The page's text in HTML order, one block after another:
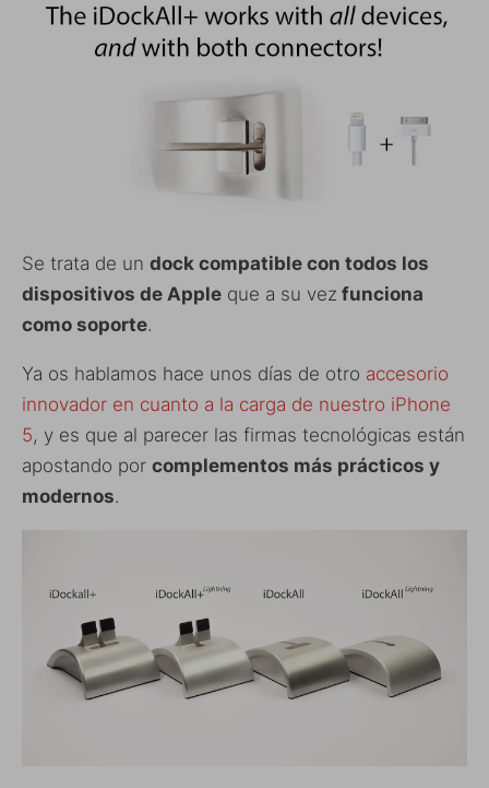
Se trata de un dock compatible con todos los
dispositivos de Apple que a su vez funciona
como soporte.
Ya os hablamos hace unos días de otro accesorio
innovador en cuanto a la carga de nuestro iPhone
5, y es que al parecer las firmas tecnológicas están
apostando por complementos más prácticos y
modernos.